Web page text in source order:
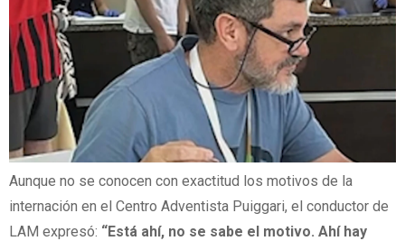
Aunque no se conocen con exactitud los motivos de la
internación en el Centro Adventista Puiggari, el conductor de
LAM expresó: “Está ahí, no se sabe el motivo. Ahí hay